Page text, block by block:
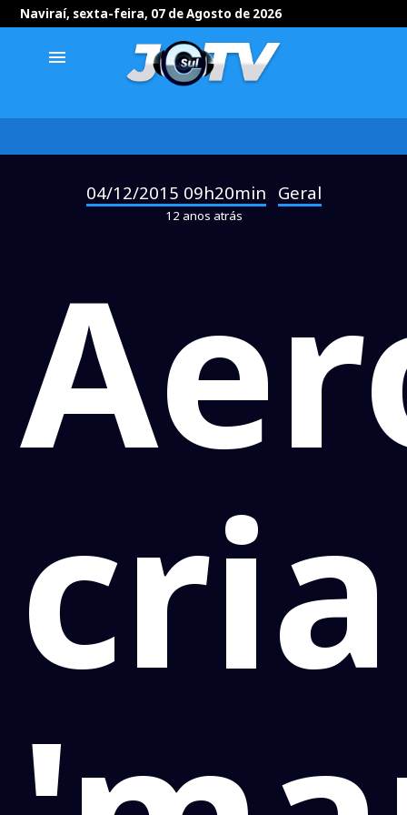
Naviraí, sexta-feira, 07 de Agosto de 2026
menu
04/12/2015 09h20min Geral
12 anos atrás
cria